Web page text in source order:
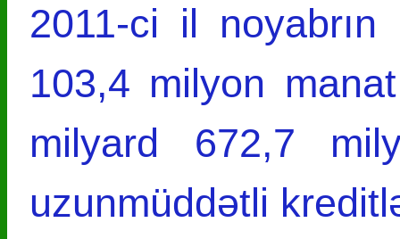
2011-ci il
103,4 milyon
milyard 672,7
uzunmüddətli